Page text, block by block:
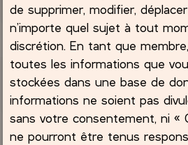
de supprimer, modifier,
n’importe quel sujet à tout
discrétion. En tant que
toutes les informations que
stockées dans une base de
informations ne soient pas
sans votre consentement, ni «
ne pourront être tenus